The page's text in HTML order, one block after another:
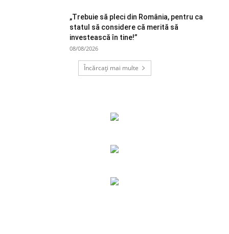
„Trebuie să pleci din România, pentru ca
statul să considere că merită să
investească în tine!”
08/08/2026
Încărcați mai multe